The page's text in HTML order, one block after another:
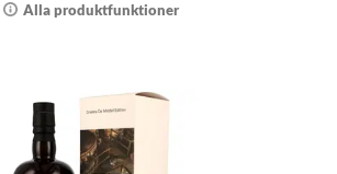
Alla produktfunktioner